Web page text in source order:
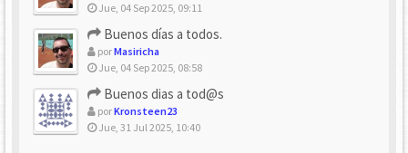
Jue, 04 Sep 2025, 09:11
Buenos días a todos.
porMasiricha
Jue, 04 Sep 2025, 08:58
Buenos dias a tod@s
porKronsteen23
Jue, 31 Jul 2025, 10:40